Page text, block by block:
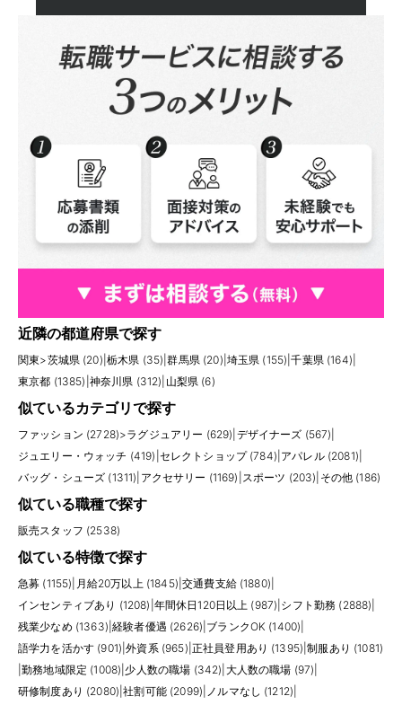
近隣の都道府県で探す
関東>茨城県 (20) 栃木県 (35) |群馬県 (20) 埼玉県 (155) |千葉県 (164)
東京都 (1385) 神奈川県 (312) 山梨県 (6)
似ているカテゴリで探す
ファッション (2728)>ラグジュアリー (629) デザイナーズ (567)
ジュエリー・ウォッチ (419) セレクトショップ (784) アパレル (2081)
バッグ・シューズ (1311) アクセサリー (1169) スポーツ (203) その他 (186)
似ている職種で探す
販売スタッフ (2538)
似ている特徴で探す
急募 (1155) 月給20万以上 (1845) |交通費支給 (1880)
インセンティブあり (1208) 年間休日120日以上 (987) シフト勤務 (2888)
残業少なめ (1363) |経験者優遇 (2626) ブランクOK (1400)
語学力を活かす (901) |外資系 (965) 正社員登用あり (1395) |制服あり (1081)
|勤務地域限定 (1008) 少人数の職場 (342) 大人数の職場 (97)
研修制度あり (2080) |社割可能 (2099) ノルマなし (1212)